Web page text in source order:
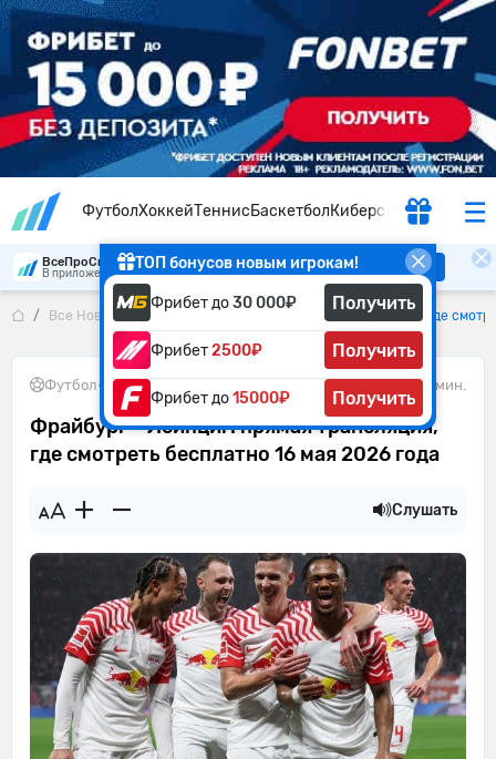
ФутболХоккейТеннисБаскетболКиберспорт
ТОП бонусов новым игрокам!
Фрибет до30 000₽ Получить
Фрибет2500₽ Получить
Фрибет до15000₽ Получить
ВсеПроСпорт
В приложении удобнее Скачать
Все Новости Фрайбург – Лейпциг: прямая трансляция, где
Футбол• 16.05.2026 2 мин.
Фрайбург – Лейпциг: прямая трансляция,
где смотреть бесплатно 16 мая 2026 года
Слушать